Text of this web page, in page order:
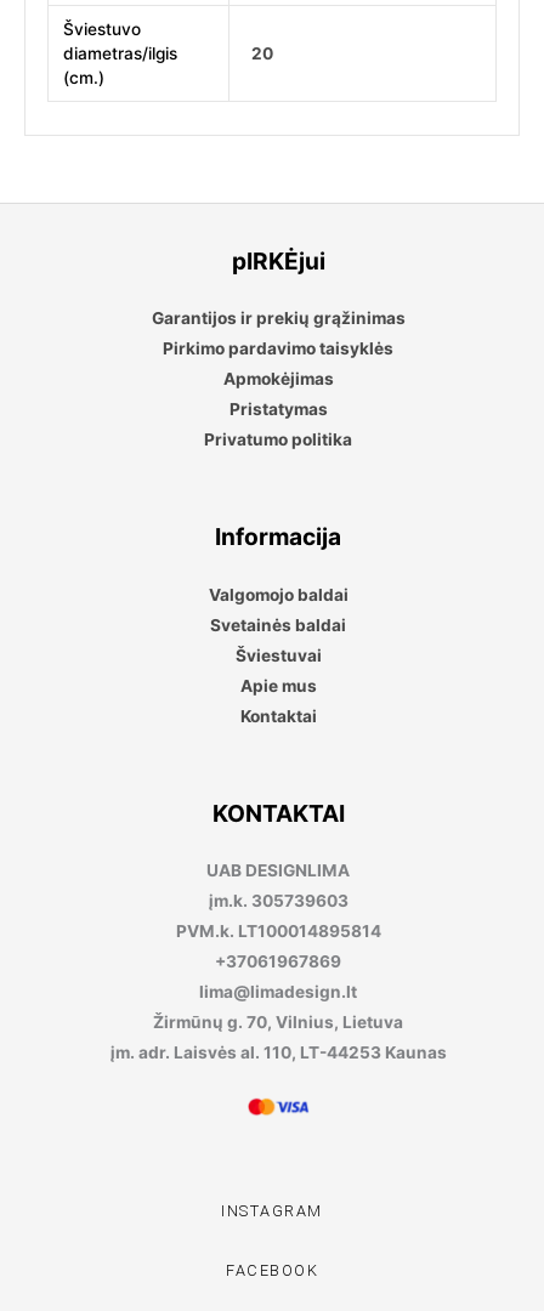
Šviestuvo
diametras/ilgis
(cm.)
20
pIRKĖjui
Garantijos ir prekių grąžinimas
Pirkimo pardavimo taisyklės
Apmokėjimas
Pristatymas
Privatumo politika
Informacija
Valgomojo baldai
Svetainės baldai
Šviestuvai
Apie mus
Kontaktai
KONTAKTAI
UAB DESIGNLIMA
įm.k. 305739603
PVM.k. LT100014895814
+37061967869
lima@limadesign.lt
Žirmūnų g. 70, Vilnius, Lietuva
įm. adr. Laisvės al. 110, LT-44253 Kaunas
INSTAGRAM
FACEBOOK